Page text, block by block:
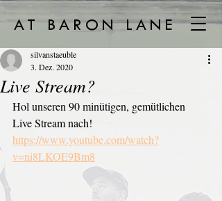
AT BARON LANE
Live Stream?
silvanstaeuble
3. Dez. 2020
Hol unseren 90 minütigen, gemütlichen
Live Stream nach!
https://www.youtube.com/watch?
v=ni8LKOE9Bm8